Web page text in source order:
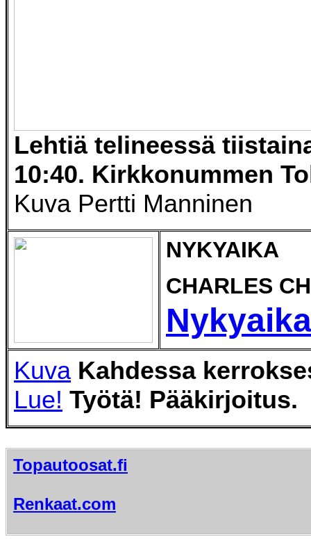
Lehtiä telineessä
10:40. Kirkkonummen
Kuva Pertti Manninen
NYKYAIKA
CHARLES
Kuva Kahdessa
Lue! Työtä! Pääkirjoitus.
Topautoosat.fi
Renkaat.com